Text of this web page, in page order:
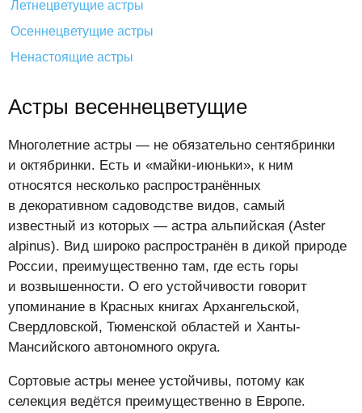
Летнецветущие астры
Осеннецветущие астры
Ненастоящие астры
Астры весеннецветущие
Многолетние астры — не обязательно сентябринки
и октябринки. Есть и «майки-июньки», к ним
относятся несколько распространённых
в декоративном садоводстве видов, самый
известный из которых — астра альпийская (Aster
alpinus). Вид широко распространён в дикой природе
России, преимущественно там, где есть горы
и возвышенности. О его устойчивости говорит
упоминание в Красных книгах Архангельской,
Свердловской, Тюменской областей и Ханты-
Мансийского автономного округа.
Сортовые астры менее устойчивы, потому как
селекция ведётся преимущественно в Европе.